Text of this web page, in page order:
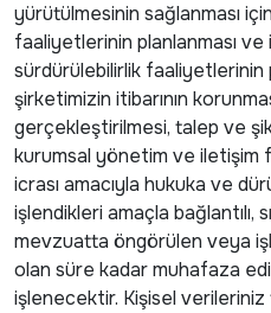
yürütülmesinin sağlanması
faaliyetlerinin planlanması ve
sürdürülebilirlik faaliyetlerinin
şirketimizin itibarının
gerçekleştirilmesi, talep ve
kurumsal yönetim ve iletişim
icrası amacıyla hukuka ve
işlendikleri amaçla bağlantılı,
mevzuatta öngörülen veya
olan süre kadar muhafaza
işlenecektir. Kişisel verileriniz